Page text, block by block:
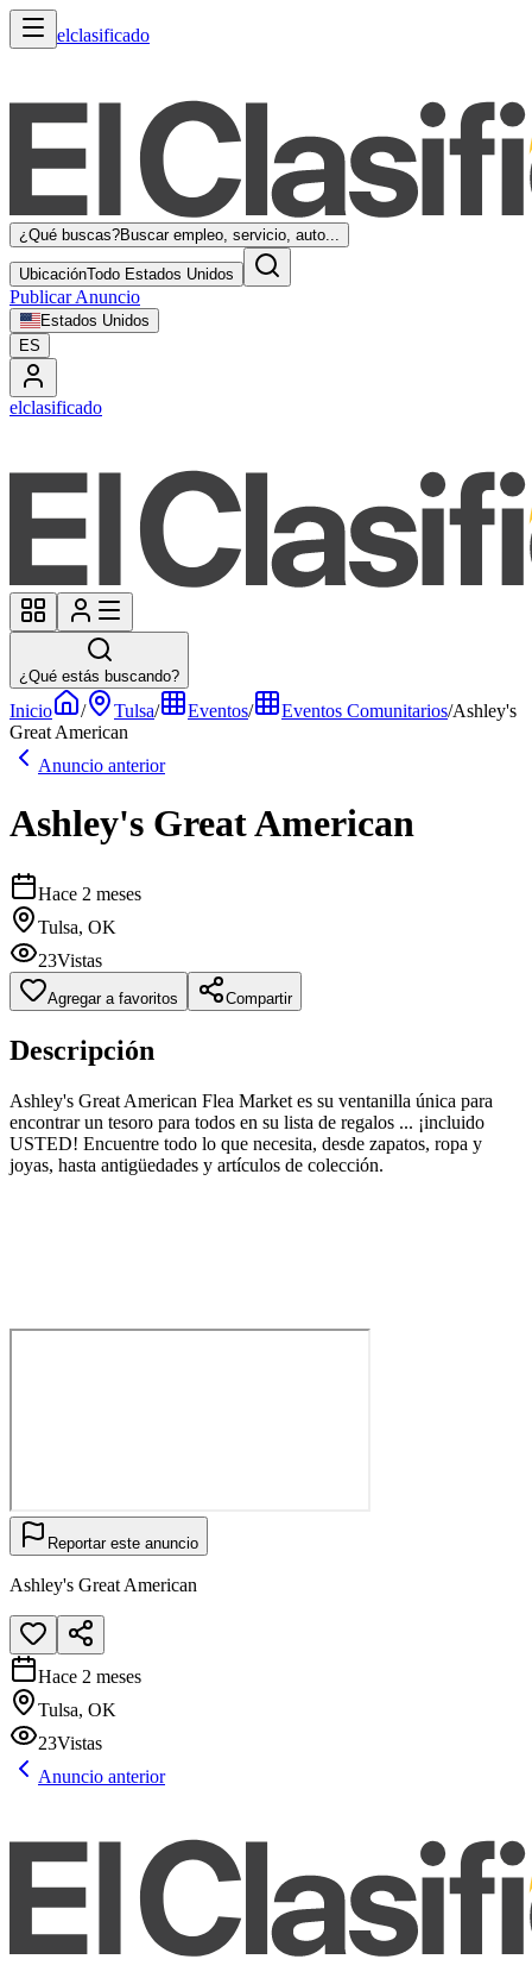
elclasificado
¿Qué buscas?Buscar empleo, servicio, auto...
UbicaciónTodo Estados Unidos
Publicar Anuncio
Estados Unidos
ES
elclasificado
¿Qué estás buscando?
Inicio / Tulsa/ Eventos/ Eventos Comunitarios/Ashley's
Great American
Anuncio anterior
Ashley's Great American
Hace 2 meses
Tulsa, OK
23Vistas
Agregar a favoritos Compartir
Descripción
Ashley's Great American Flea Market es su ventanilla única para
encontrar un tesoro para todos en su lista de regalos ... ¡incluido
USTED! Encuentre todo lo que necesita, desde zapatos, ropa y
joyas, hasta antigüedades y artículos de colección.
Reportar este anuncio
Ashley's Great American
Hace 2 meses
Tulsa, OK
23Vistas
Anuncio anterior